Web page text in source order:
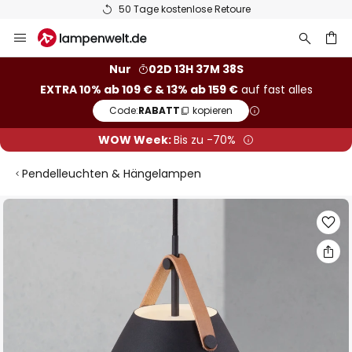
50 Tage kostenlose Retoure
Inhalt
Nur
02D 13H 37M 37S
EXTRA 10% ab 109 € & 13% ab 159 €auf fast alles
Code:RABATT kopieren
WOW Week:Bis zu -70%
Pendelleuchten & Hängelampen
Zum